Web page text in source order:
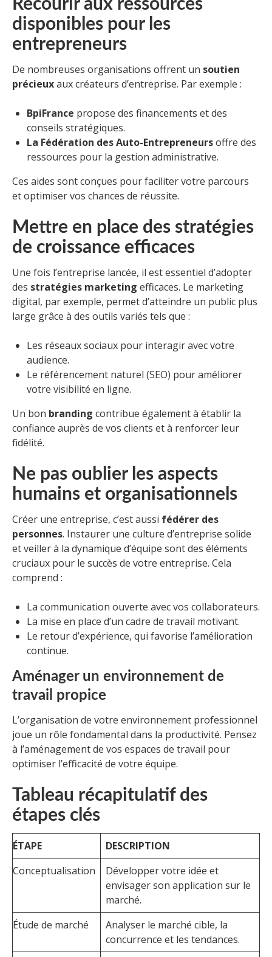
Recourir aux ressources
disponibles pour les
entrepreneurs
De nombreuses organisations offrent un soutien
précieuxaux créateurs d’entreprise. Par exemple :
BpiFrance propose des financements et des
conseils stratégiques.
La Fédération des Auto-Entrepreneursoffre des
ressources pour la gestion administrative.
Ces aides sont conçues pour faciliter votre parcours
et optimiser vos chances de réussite.
Mettre en place des stratégies
de croissance efficaces
Une fois l’entreprise lancée, il est essentiel d’adopter
des stratégies marketing efficaces. Le marketing
digital, par exemple, permet d’atteindre un public plus
large grâce à des outils variés tels que :
Les réseaux sociaux pour interagir avec votre
audience.
Le référencement naturel (SEO) pour améliorer
votre visibilité en ligne.
Un bon branding contribue également à établir la
confiance auprès de vos clients et à renforcer leur
fidélité.
Ne pas oublier les aspects
humains et organisationnels
Créer une entreprise, c’est aussi fédérer des
personnes. Instaurer une culture d’entreprise solide
et veiller à la dynamique d’équipe sont des éléments
cruciaux pour le succès de votre entreprise. Cela
comprend :
La communication ouverte avec vos collaborateurs.
La mise en place d’un cadre de travail motivant.
Le retour d’expérience, qui favorise l’amélioration
continue.
Aménager un environnement de
travail propice
L’organisation de votre environnement professionnel
joue un rôle fondamental dans la productivité. Pensez
à l’aménagement de vos espaces de travail pour
optimiser l’efficacité de votre équipe.
Tableau récapitulatif des
étapes clés
ÉTAPE
DESCRIPTION
Conceptualisation
Développer votre idée et
envisager son application sur le
marché.
Étude de marché
Analyser le marché cible, la
concurrence et les tendances.